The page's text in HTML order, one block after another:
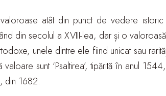
atât din punct de vedere istoric
din secolul a XVIII-lea, dar și o
unele dintre ele fiind unicat sau
sunt ‘Psaltirea’, tipărită în anul
din 1682.